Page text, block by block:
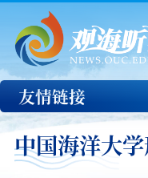
中国海洋大
友情链接